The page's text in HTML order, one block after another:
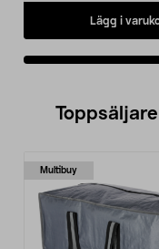
Lägg i
Multibuy